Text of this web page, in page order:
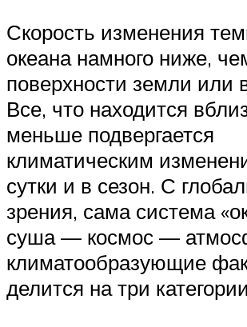
Скорость изменения
океана намного ниже,
поверхности земли или
Все, что находится
меньше подвергается
климатическим
сутки и в сезон. С
зрения, сама система
суша — космос —
климатообразующие
делится на три